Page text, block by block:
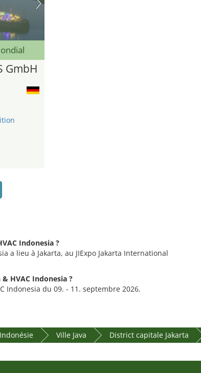
GmbH
Indonesia ?
a lieu à Jakarta, au JIExpo Jakarta International
HVAC Indonesia ?
Indonesia du 09. - 11. septembre 2026.
Indonésie Ville Java District capitale Jakarta